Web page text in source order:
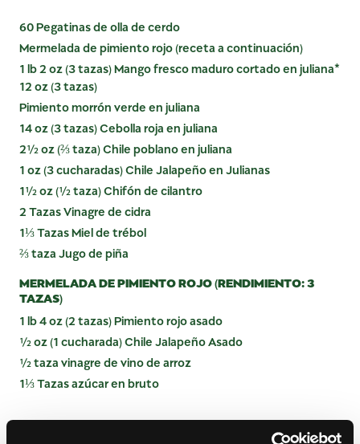
60 Pegatinas de olla de cerdo
Mermelada de pimiento rojo (receta a continuación)
1 lb 2 oz (3 tazas) Mango fresco maduro cortado en juliana*
12 oz (3 tazas)
Pimiento morrón verde en juliana
14 oz (3 tazas) Cebolla roja en juliana
2½ oz (⅔ taza) Chile poblano en juliana
1 oz (3 cucharadas) Chile Jalapeño en Julianas
1½ oz (½ taza) Chifón de cilantro
2 Tazas Vinagre de cidra
1⅓ Tazas Miel de trébol
⅔ taza Jugo de piña
MERMELADA DE PIMIENTO ROJO (RENDIMIENTO: 3
TAZAS)
1 lb 4 oz (2 tazas) Pimiento rojo asado
½ oz (1 cucharada) Chile Jalapeño Asado
½ taza vinagre de vino de arroz
1⅓ Tazas azúcar en bruto